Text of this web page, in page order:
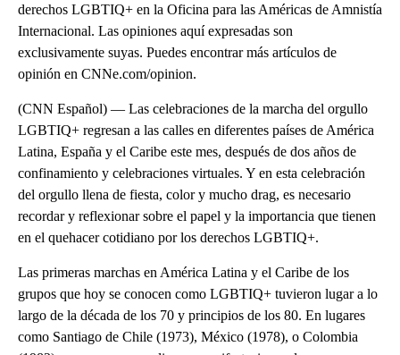
derechos LGBTIQ+ en la Oficina para las Américas de Amnistía
Internacional. Las opiniones aquí expresadas son
exclusivamente suyas. Puedes encontrar más artículos de
opinión en CNNe.com/opinion.
(CNN Español) — Las celebraciones de la marcha del orgullo
LGBTIQ+ regresan a las calles en diferentes países de América
Latina, España y el Caribe este mes, después de dos años de
confinamiento y celebraciones virtuales. Y en esta celebración
del orgullo llena de fiesta, color y mucho drag, es necesario
recordar y reflexionar sobre el papel y la importancia que tienen
en el quehacer cotidiano por los derechos LGBTIQ+.
Las primeras marchas en América Latina y el Caribe de los
grupos que hoy se conocen como LGBTIQ+ tuvieron lugar a lo
largo de la década de los 70 y principios de los 80. En lugares
como Santiago de Chile (1973), México (1978), o Colombia